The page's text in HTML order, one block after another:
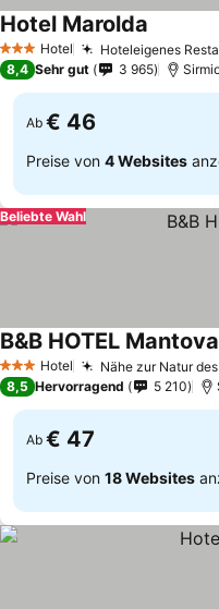
3 SterneHotel Hoteleigenes
Hotel Marolda
8,4 Sehr gut 3 965
Ab € 46
Preise von 4 Websites
Beliebte Wahl
3 SterneHotel Nähe zur Natur
B&B HOTEL Mantova
8,5 Hervorragend 5 210
Ab € 47
Preise von 18 Websites